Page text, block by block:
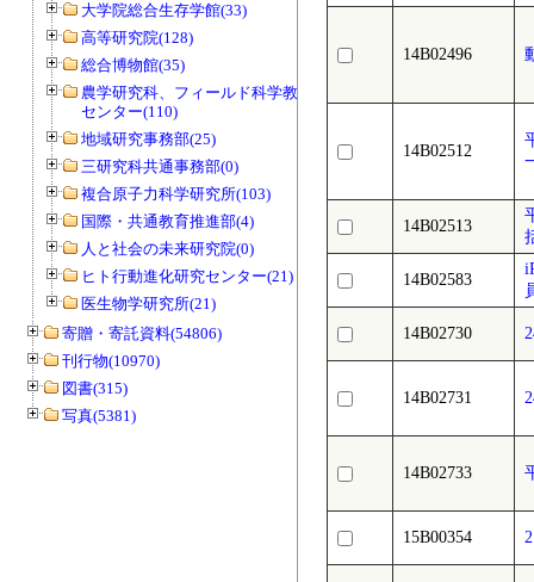
大学院総合生存学館(33)
高等研究院(128)
総合博物館(35)
農学研究科、フィールド科学教育研究
センター(110)
地域研究事務部(25)
三研究科共通事務部(0)
複合原子力科学研究所(103)
国際・共通教育推進部(4)
人と社会の未来研究院(0)
ヒト行動進化研究センター(21)
医生物学研究所(21)
寄贈・寄託資料(54806)
刊行物(10970)
図書(315)
写真(5381)
14B02496
14B02512
14B02513
14B02583
14B02730
14B02731
14B02733
15B00354